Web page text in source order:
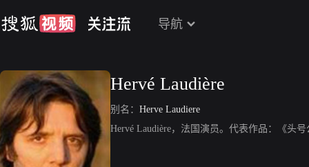
导航
Hervé Laudière
别名： Herve Laudiere
Hervé Laudière，法国演员。代表作品：《头